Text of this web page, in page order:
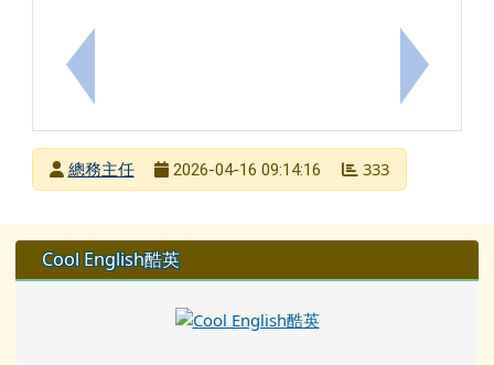
上一筆：轉知115 年縣市學生學習能力檢測問卷網站下一筆：
發布者總務主任
2026-04-16 09:14:16 333
左邊區域內容
Cool English酷英